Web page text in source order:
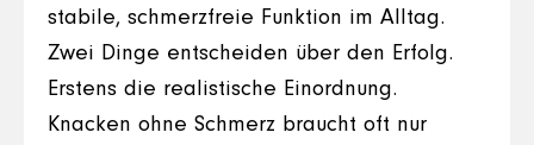
stabile, schmerzfreie Funktion im Alltag.
Zwei Dinge entscheiden über den Erfolg.
Erstens die realistische Einordnung.
Knacken ohne Schmerz braucht oft nur